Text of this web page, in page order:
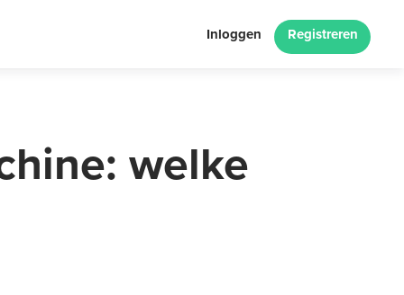
Inloggen Registreren
welke